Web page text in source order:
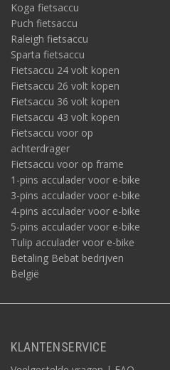
Koga fietsaccu
Puch fietsaccu
Raleigh fietsaccu
Sparta fietsaccu
Fietsaccu 24 volt kopen
Fietsaccu 26 volt kopen
Fietsaccu 36 volt kopen
Fietsaccu 43 volt kopen
Fietsaccu voor op
achterdrager
Fietsaccu voor op frame
1-pins acculader voor e-bike
3-pins acculader voor e-bike
4-pins acculader voor e-bike
5-pins acculader voor e-bike
Tulip acculader voor e-bike
Betaling Bebat bedrijven
België
KLANTENSERVICE